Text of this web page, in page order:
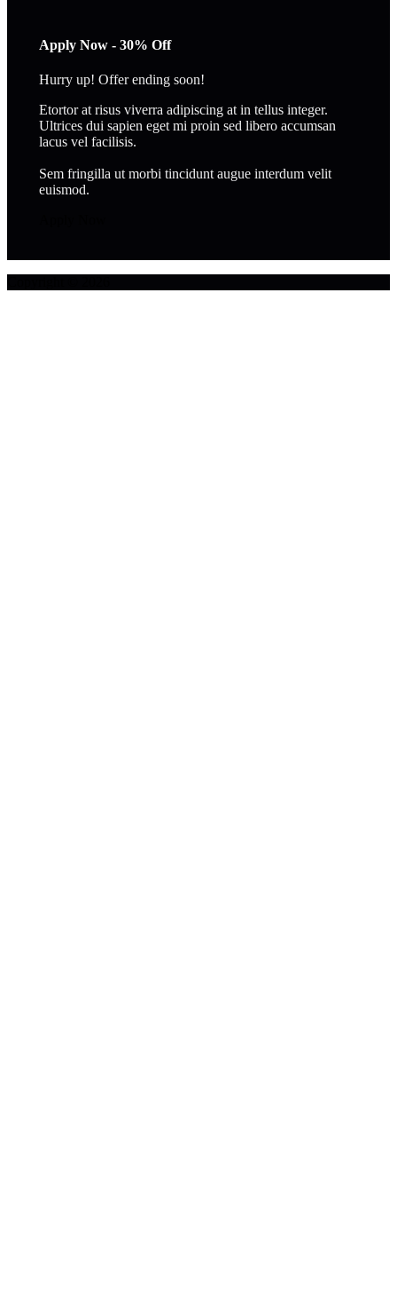
Apply Now - 30% Off
Hurry up! Offer ending soon!
Etortor at risus viverra adipiscing at in tellus integer.
Ultrices dui sapien eget mi proin sed libero accumsan
lacus vel facilisis.
Sem fringilla ut morbi tincidunt augue interdum velit
euismod.